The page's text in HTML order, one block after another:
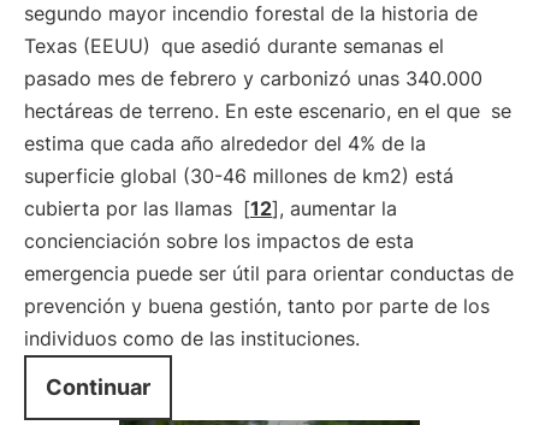
segundo mayor incendio forestal de la historia de
Texas (EEUU) que asedió durante semanas el
pasado mes de febrero y carbonizó unas 340.000
hectáreas de terreno. En este escenario, en el que se
estima que cada año alrededor del 4% de la
superficie global (30-46 millones de km2) está
cubierta por las llamas [12], aumentar la
concienciación sobre los impactos de esta
emergencia puede ser útil para orientar conductas de
prevención y buena gestión, tanto por parte de los
individuos como de las instituciones.
Continuar